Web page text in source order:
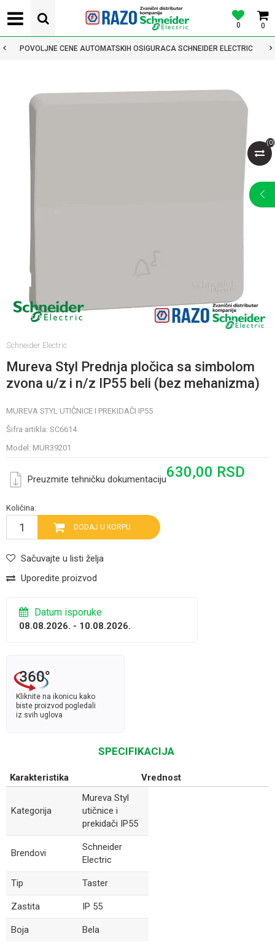
0
0
POVOLJNE CENE AUTOMATSKIH OSIGURACA SCHNEIDER ELECTRIC
(0)
Schneider Electric
Mureva Styl Prednja pločica sa simbolom
zvona u/z i n/z IP55 beli (bez mehanizma)
MUREVA STYL UTIČNICE I PREKIDAČI IP55
Šifra artikla: SC6614
Model: MUR39201
Preuzmite tehničku dokumentaciju630,00 RSD
Količina:
DODAJ U KORPU
Sačuvajte u listi želja
Uporedite proizvod
Datum isporuke
08.08.2026. - 10.08.2026.
Kliknite na ikonicu kako
biste proizvod pogledali
iz svih uglova
SPECIFIKACIJA
Karakteristika Vrednost
Kategorija
Mureva Styl
utičnice i
prekidači IP55
Brendovi
Schneider
Electric
Tip Taster
Zastita IP 55
Boja Bela